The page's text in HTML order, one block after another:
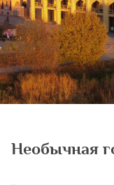
Необычная